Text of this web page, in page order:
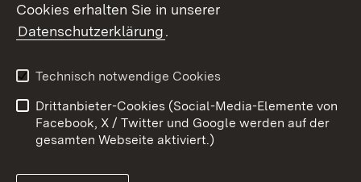
Kontakt
Barrierefreiheit
Impressum
Cookies
Cookies erhalten Sie in unserer
Datenschutzerklärung.
Technisch notwendige Cookies
Drittanbieter-Cookies (Social-Media-Elemente von
Facebook, X / Twitter und Google werden auf der
gesamten Webseite aktiviert.)